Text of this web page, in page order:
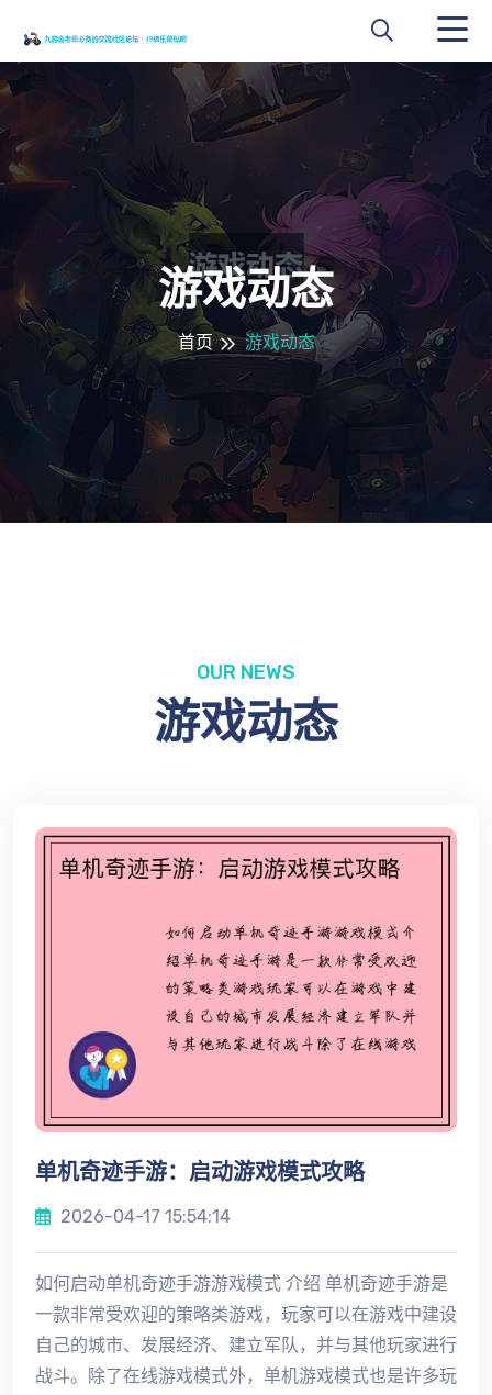
游戏动态
首页 游戏动态
OUR NEWS
游戏动态
单机奇迹手游：启动游戏模式攻略
2026-04-17 15:54:14
如何启动单机奇迹手游游戏模式 介绍 单机奇迹手游是
一款非常受欢迎的策略类游戏，玩家可以在游戏中建设
自己的城市、发展经济、建立军队，并与其他玩家进行
战斗。除了在线游戏模式外，单机游戏模式也是许多玩